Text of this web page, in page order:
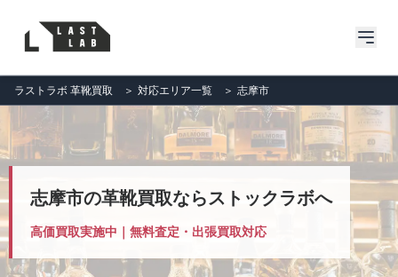
ラストラボ 革靴買取 ＞ 対応エリア一覧 ＞ 志摩市
志摩市の革靴買取ならストックラボへ
高価買取実施中｜無料査定・出張買取対応